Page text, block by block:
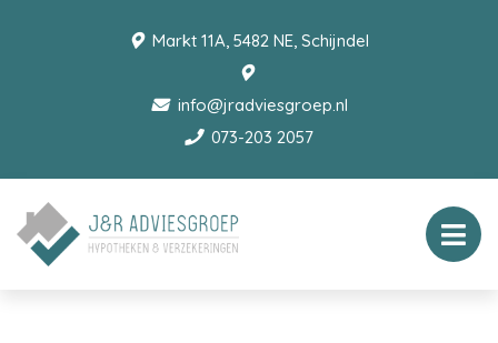
Markt 11A, 5482 NE, Schijndel
info@jradviesgroep.nl
073-203 2057